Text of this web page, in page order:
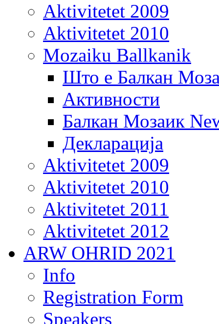
Aktivitetet 2009
Aktivitetet 2010
Mozaiku Ballkanik
Што е Балкан
Активности
Балкан Мозаик
Декларација
Aktivitetet 2009
Aktivitetet 2010
Aktivitetet 2011
Aktivitetet 2012
ARW OHRID 2021
Info
Registration Form
Speakers